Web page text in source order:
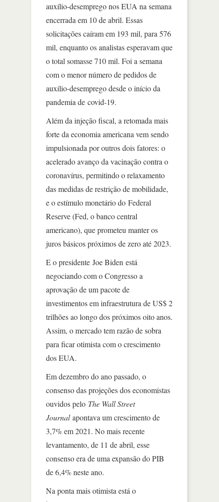
auxílio-desemprego nos EUA na semana
encerrada em 10 de abril. Essas
solicitações caíram em 193 mil, para 576
mil, enquanto os analistas esperavam que
o total somasse 710 mil. Foi a semana
com o menor número de pedidos de
auxílio-desemprego desde o início da
pandemia de covid-19.
Além da injeção fiscal, a retomada mais
forte da economia americana vem sendo
impulsionada por outros dois fatores: o
acelerado avanço da vacinação contra o
coronavírus, permitindo o relaxamento
das medidas de restrição de mobilidade,
e o estímulo monetário do Federal
Reserve (Fed, o banco central
americano), que prometeu manter os
juros básicos próximos de zero até 2023.
E o presidente Joe Biden está
negociando com o Congresso a
aprovação de um pacote de
investimentos em infraestrutura de US$ 2
trilhões ao longo dos próximos oito anos.
Assim, o mercado tem razão de sobra
para ficar otimista com o crescimento
dos EUA.
Em dezembro do ano passado, o
consenso das projeções dos economistas
ouvidos pelo The Wall Street
Journalapontava um crescimento de
3,7% em 2021. No mais recente
levantamento, de 11 de abril, esse
consenso era de uma expansão do PIB
de 6,4% neste ano.
Na ponta mais otimista está o